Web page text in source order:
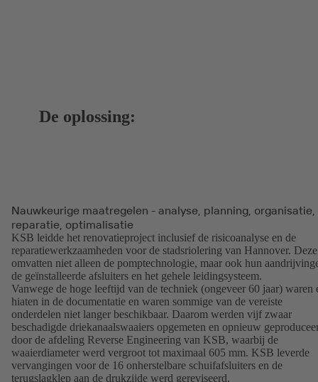
De oplossing:
Nauwkeurige maatregelen - analyse, planning, organisatie,
reparatie, optimalisatie
KSB leidde het renovatieproject inclusief de risicoanalyse en de
reparatiewerkzaamheden voor de stadsriolering van Hannover. Deze
omvatten niet alleen de pomptechnologie, maar ook hun
de geïnstalleerde afsluiters en het gehele leidingsysteem.
Vanwege de hoge leeftijd van de techniek (ongeveer 60 jaar) waren
hiaten in de documentatie en waren sommige van de vereiste
onderdelen niet langer beschikbaar. Daarom werden vijf zwaar
beschadigde driekanaalswaaiers opgemeten en opnieuw
door de afdeling Reverse Engineering van KSB, waarbij de
waaierdiameter werd vergroot tot maximaal 605 mm. KSB leverde
vervangingen voor de 16 onherstelbare schuifafsluiters en de
terugslagklep aan de drukzijde werd gereviseerd.